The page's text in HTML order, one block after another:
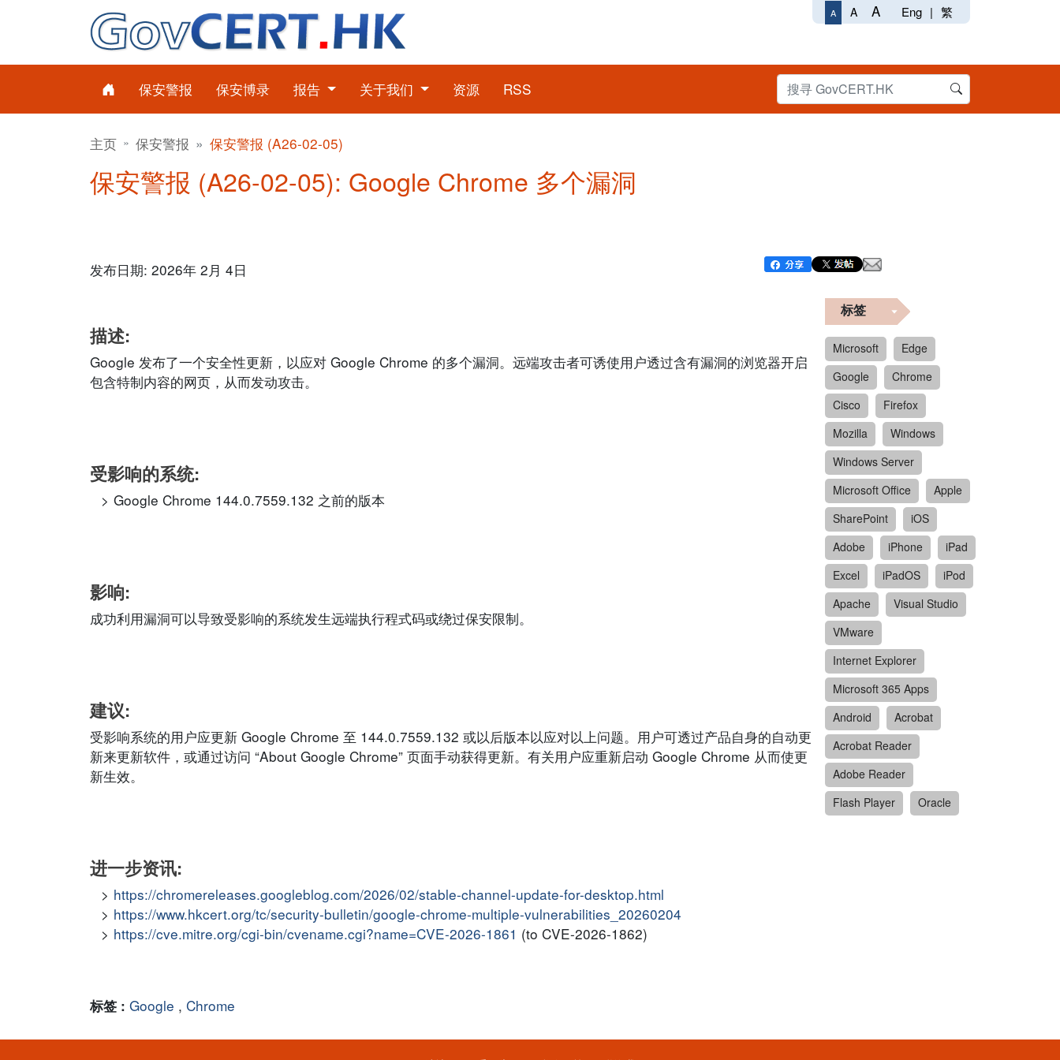
A A A Eng | 繁
保安警报 保安博录 报告 关于我们 资源 RSS
主页 保安警报 保安警报 (A26-02-05)
保安警报 (A26-02-05): Google Chrome 多个漏洞
发布日期: 2026年 2月 4日
描述:
Google 发布了一个安全性更新，以应对 Google Chrome 的多个漏洞。远端攻击者可诱使用户透过含有漏洞的浏览器开启
包含特制内容的网页，从而发动攻击。
受影响的系统:
Google Chrome 144.0.7559.132 之前的版本
影响:
成功利用漏洞可以导致受影响的系统发生远端执行程式码或绕过保安限制。
建议:
受影响系统的用户应更新 Google Chrome 至 144.0.7559.132 或以后版本以应对以上问题。用户可透过产品自身的自动更
新来更新软件，或通过访问 “About Google Chrome” 页面手动获得更新。有关用户应重新启动 Google Chrome 从而使更
新生效。
进一步资讯:
https://chromereleases.googleblog.com/2026/02/stable-channel-update-for-desktop.html
https://www.hkcert.org/tc/security-bulletin/google-chrome-multiple-vulnerabilities_20260204
https://cve.mitre.org/cgi-bin/cvename.cgi?name=CVE-2026-1861 (to CVE-2026-1862)
标签 : Google , Chrome
标签
Microsoft
Edge
Google
Chrome
Cisco
Firefox
Mozilla
Windows
Windows Server
Microsoft Office
Apple
SharePoint
iOS
Adobe
iPhone
iPad
Excel
iPadOS
iPod
Apache
Visual Studio
VMware
Internet Explorer
Microsoft 365 Apps
Android
Acrobat
Acrobat Reader
Adobe Reader
Flash Player
Oracle